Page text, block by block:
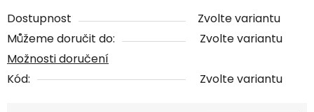
Dostupnost
Zvolte variantu
Můžeme doručit do:
Zvolte variantu
Možnosti doručení
Kód:
Zvolte variantu